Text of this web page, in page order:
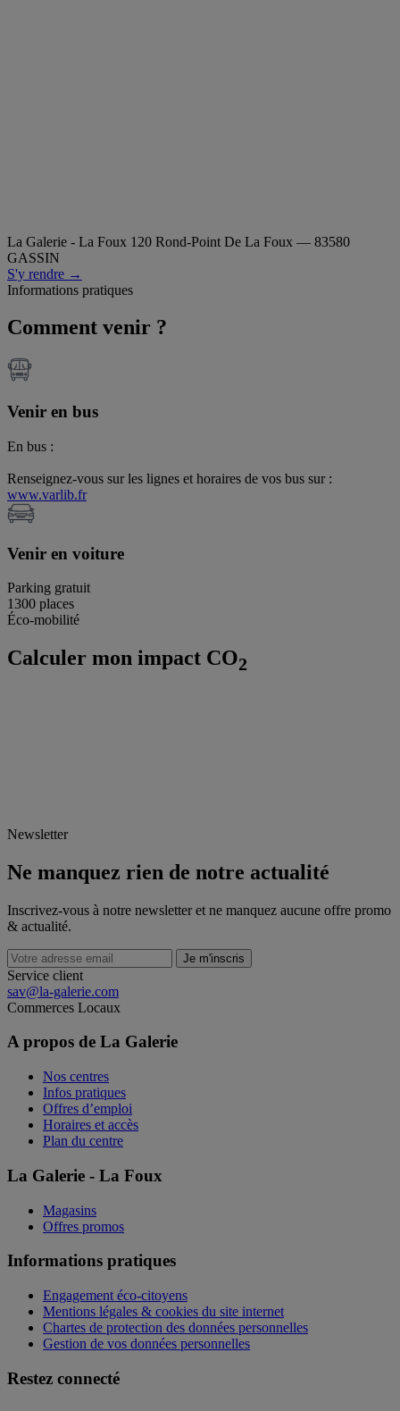
La Galerie - La Foux 120 Rond-Point De La Foux — 83580
GASSIN
S'y rendre →
Informations pratiques
Comment venir ?
Venir en bus
En bus :
Renseignez-vous sur les lignes et horaires de vos bus sur :
www.varlib.fr
Venir en voiture
Parking gratuit
1300 places
Éco-mobilité
Calculer mon impact CO2
Newsletter
Ne manquez rien de notre actualité
Inscrivez-vous à notre newsletter et ne manquez aucune offre promo
& actualité.
Je m'inscris
Service client
sav@la-galerie.com
Commerces Locaux
A propos de La Galerie
Nos centres
Infos pratiques
Offres d’emploi
Horaires et accès
Plan du centre
La Galerie - La Foux
Magasins
Offres promos
Informations pratiques
Engagement éco-citoyens
Mentions légales & cookies du site internet
Chartes de protection des données personnelles
Gestion de vos données personnelles
Restez connecté